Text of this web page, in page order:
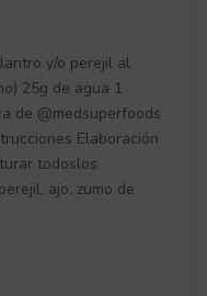
y/o perejil al
25g de agua 1
de @medsuperfoods
Elaboración
todoslos
ajo, zumo de